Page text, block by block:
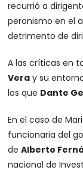
recurrió a
peronismo en el
detrimento de
A las críticas en
Vera y su
los que Dante
En el caso de
funcionaria del
deAlberto
nacional de